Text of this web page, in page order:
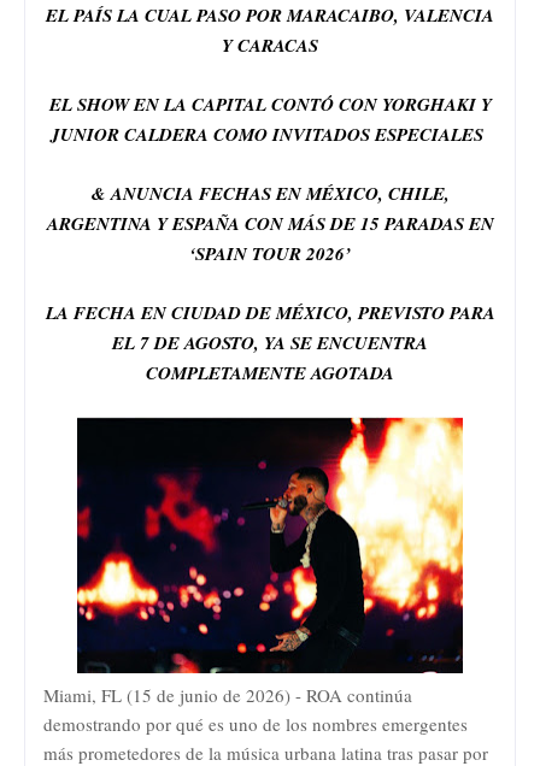
EL PAÍS LA CUAL PASO POR MARACAIBO, VALENCIA
Y CARACAS
EL SHOW EN LA CAPITAL CONTÓ CON YORGHAKI Y
JUNIOR CALDERA COMO INVITADOS ESPECIALES
& ANUNCIA FECHAS EN MÉXICO, CHILE,
ARGENTINA Y ESPAÑA CON MÁS DE 15 PARADAS EN
‘SPAIN TOUR 2026’
LA FECHA EN CIUDAD DE MÉXICO, PREVISTO PARA
EL 7 DE AGOSTO, YA SE ENCUENTRA
COMPLETAMENTE AGOTADA
Miami, FL (15 de junio de 2026) - ROA continúa
demostrando por qué es uno de los nombres emergentes
más prometedores de la música urbana latina tras pasar por